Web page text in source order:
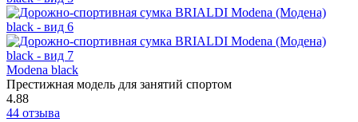
Modena black
Престижная модель для занятий спортом
4.88
44 отзыва